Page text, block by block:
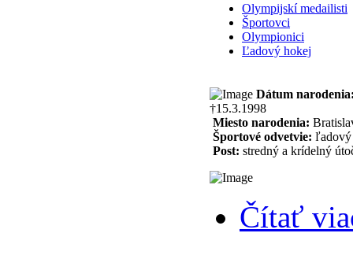
Olympijskí medailisti
Športovci
Olympionici
Ľadový hokej
Dátum
†15.3.1998
Miesto narodenia:
Športové odvetvie: ľadový
Post: stredný a krídelný
Čítať